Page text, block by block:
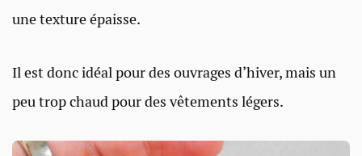
une texture épaisse.
Il est donc idéal pour des ouvrages d’hiver, mais un
peu trop chaud pour des vêtements légers.